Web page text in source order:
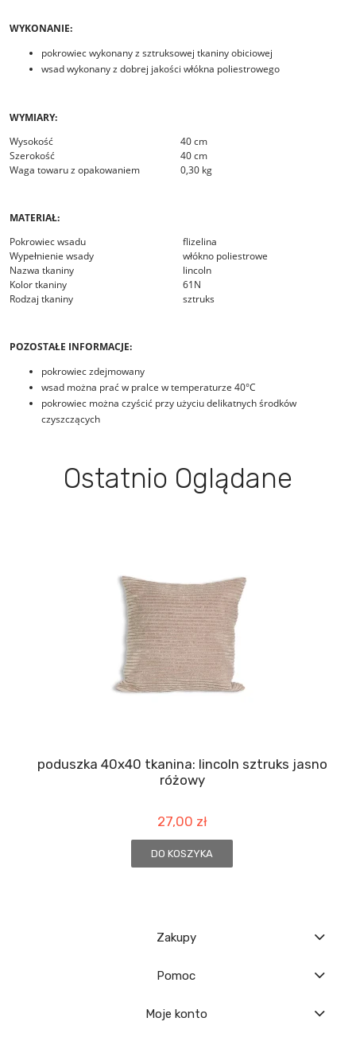
WYKONANIE:
pokrowiec wykonany z sztruksowej tkaniny obiciowej
wsad wykonany z dobrej jakości włókna poliestrowego
WYMIARY:
Wysokość
40 cm
Szerokość
40 cm
Waga towaru z opakowaniem
0,30 kg
MATERIAŁ:
Pokrowiec wsadu
flizelina
Wypełnienie wsady
włókno poliestrowe
Nazwa tkaniny
lincoln
Kolor tkaniny
61N
Rodzaj tkaniny
sztruks
POZOSTAŁE INFORMACJE:
pokrowiec zdejmowany
wsad można prać w pralce w temperaturze 40°C
pokrowiec można czyścić przy użyciu delikatnych środków
czyszczących
Ostatnio Oglądane
poduszka 40x40 tkanina: lincoln sztruks jasno
różowy
27,00 zł
DO KOSZYKA
Zakupy
Pomoc
Moje konto